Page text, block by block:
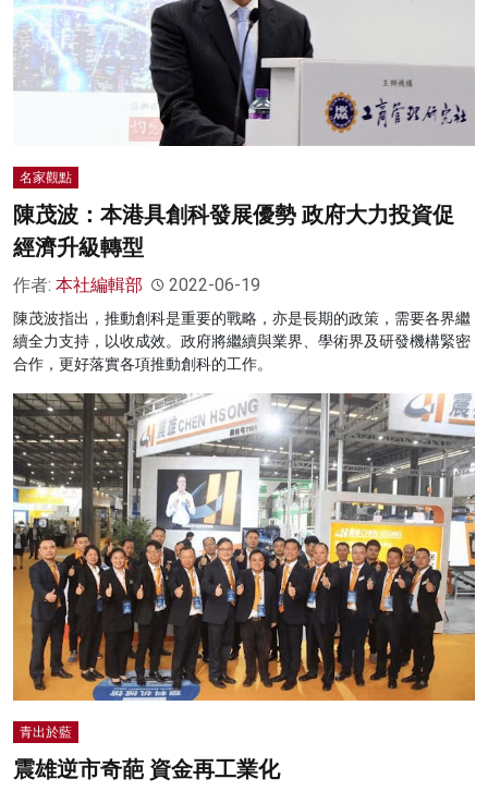
名家觀點
陳茂波：本港具創科發展優勢 政府大力投資促
經濟升級轉型
作者: 本社編輯部 2022-06-19
陳茂波指出，推動創科是重要的戰略，亦是長期的政策，需要各界繼
續全力支持，以收成效。政府將繼續與業界、學術界及研發機構緊密
合作，更好落實各項推動創科的工作。
青出於藍
震雄逆市奇葩 資金再工業化